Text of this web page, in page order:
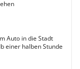
Auto in die Stadt
einer halben Stunde